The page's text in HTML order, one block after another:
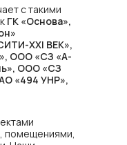
с такими
ГК «Основа»,
XXI ВЕК»,
ООО «СЗ «А-
ООО «СЗ
«494 УНР»,
помещениями,